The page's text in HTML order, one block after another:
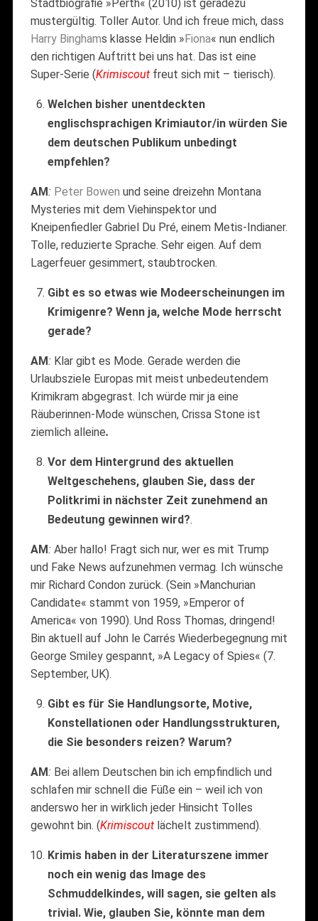
Stadtbiografie »Perth« (2010) ist geradezu
mustergültig. Toller Autor. Und ich freue mich, dass
Harry Binghams klasse Heldin »Fiona« nun endlich
den richtigen Auftritt bei uns hat. Das ist eine
Super-Serie (Krimiscoutfreut sich mit – tierisch).
Welchen bisher unentdeckten
englischsprachigen Krimiautor/in würden Sie
dem deutschen Publikum unbedingt
empfehlen?
AM: Peter Bowen und seine dreizehn Montana
Mysteries mit dem Viehinspektor und
Kneipenfiedler Gabriel Du Pré, einem Metis-Indianer.
Tolle, reduzierte Sprache. Sehr eigen. Auf dem
Lagerfeuer gesimmert, staubtrocken.
Gibt es so etwas wie Modeerscheinungen im
Krimigenre? Wenn ja, welche Mode herrscht
gerade?
AM:Klar gibt es Mode. Gerade werden die
Urlaubsziele Europas mit meist unbedeutendem
Krimikram abgegrast. Ich würde mir ja eine
Räuberinnen-Mode wünschen, Crissa Stone ist
ziemlich alleine.
Vor dem Hintergrund des aktuellen
Weltgeschehens, glauben Sie, dass der
Politkrimi in nächster Zeit zunehmend an
Bedeutung gewinnen wird?.
AM: Aber hallo! Fragt sich nur, wer es mit Trump
und Fake News aufzunehmen vermag. Ich wünsche
mir Richard Condon zurück. (Sein »Manchurian
Candidate« stammt von 1959, »Emperor of
America« von 1990). Und Ross Thomas, dringend!
Bin aktuell auf John le Carrés Wiederbegegnung mit
George Smiley gespannt, »A Legacy of Spies« (7.
September, UK).
Gibt es für Sie Handlungsorte, Motive,
Konstellationen oder Handlungsstrukturen,
die Sie besonders reizen? Warum?
AM: Bei allem Deutschen bin ich empfindlich und
schlafen mir schnell die Füße ein – weil ich von
anderswo her in wirklich jeder Hinsicht Tolles
gewohnt bin. (Krimiscoutlächelt zustimmend).
Krimis haben in der Literaturszene immer
noch ein wenig das Image des
Schmuddelkindes, will sagen, sie gelten als
trivial. Wie, glauben Sie, könnte man dem